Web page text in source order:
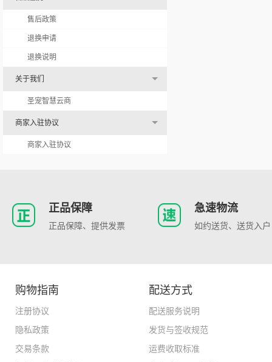
售后政策
退换申请
退换说明
关于我们
圣宠智慧云商
商家入驻协议
商家入驻协议
正品保障
正品保障、提供发票
急速物流
如约送货、送货入户
购物指南
注册协议
隐私政策
交易条款
配送方式
配送服务说明
发货与签收规范
运费收取标准